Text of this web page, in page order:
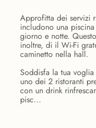
Approfitta dei servizi
includono una
giorno e notte.
inoltre, di il Wi-Fi
caminetto nella hall.
Soddisfa la tua
uno dei 2 ristoranti
con un drink
pisc...